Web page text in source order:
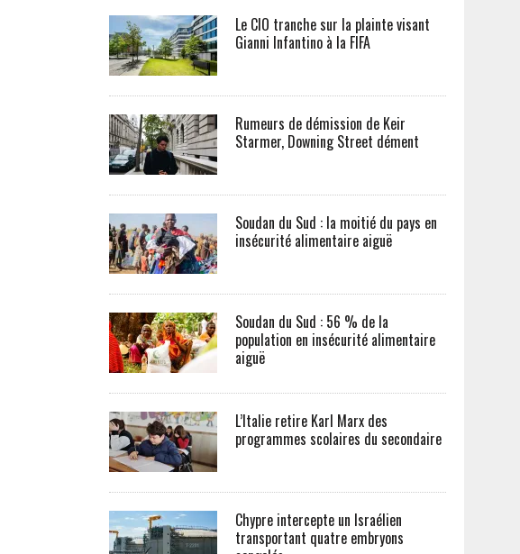
Le CIO tranche sur la plainte visant
Gianni Infantino à la FIFA
Rumeurs de démission de Keir
Starmer, Downing Street dément
Soudan du Sud : la moitié du pays en
insécurité alimentaire aiguë
Soudan du Sud : 56 % de la
population en insécurité alimentaire
aiguë
L’Italie retire Karl Marx des
programmes scolaires du secondaire
Chypre intercepte un Israélien
transportant quatre embryons